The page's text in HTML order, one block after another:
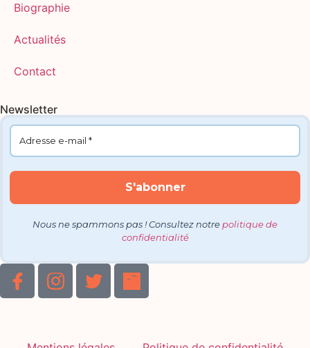
Biographie
Actualités
Contact
Newsletter
Nous ne spammons pas ! Consultez notre politique de
confidentialité